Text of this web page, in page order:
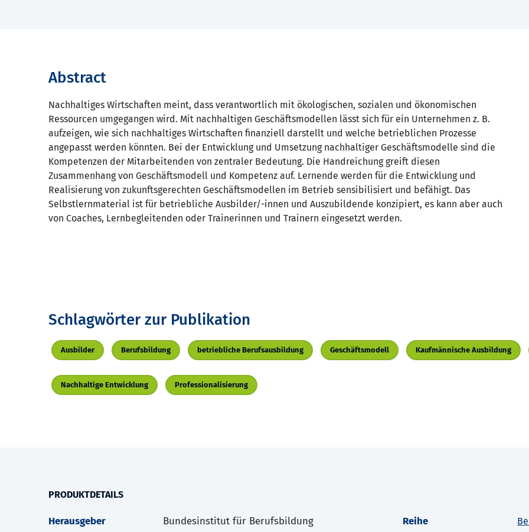
Abstract
Nachhaltiges Wirtschaften meint, dass verantwortlich mit ökologischen, sozialen und ökonomischen
Ressourcen umgegangen wird. Mit nachhaltigen Geschäftsmodellen lässt sich für ein Unternehmen z. B.
aufzeigen, wie sich nachhaltiges Wirtschaften finanziell darstellt und welche betrieblichen Prozesse
angepasst werden könnten. Bei der Entwicklung und Umsetzung nachhaltiger Geschäftsmodelle sind die
Kompetenzen der Mitarbeitenden von zentraler Bedeutung. Die Handreichung greift diesen
Zusammenhang von Geschäftsmodell und Kompetenz auf. Lernende werden für die Entwicklung und
Realisierung von zukunftsgerechten Geschäftsmodellen im Betrieb sensibilisiert und befähigt. Das
Selbstlernmaterial ist für betriebliche Ausbilder/-innen und Auszubildende konzipiert, es kann aber auch
von Coaches, Lernbegleitenden oder Trainerinnen und Trainern eingesetzt werden.
Schlagwörter zur Publikation
Ausbilder Berufsbildung betriebliche Berufsausbildung Geschäftsmodell Kaufmännische Ausbildung
Nachhaltige Entwicklung Professionalisierung
PRODUKTDETAILS
Herausgeber
Bundesinstitut für Berufsbildung
Reihe